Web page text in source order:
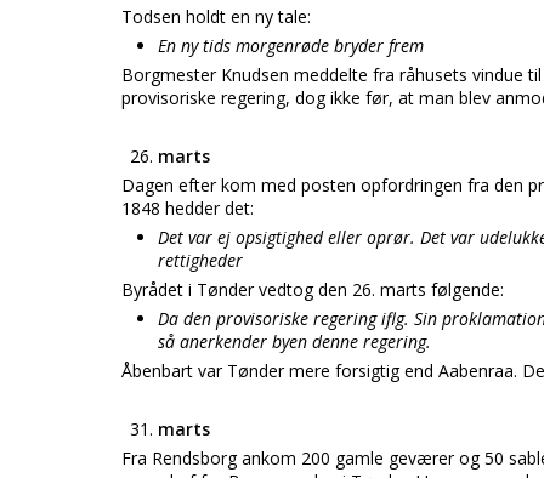
Todsen holdt en ny tale:
En ny tids morgenrøde bryder frem
Borgmester Knudsen meddelte fra råhusets vindue
provisoriske regering, dog ikke før, at man blev
marts
Dagen efter kom med posten opfordringen fra den
1848 hedder det:
Det var ej opsigtighed eller oprør. Det var
rettigheder
Byrådet i Tønder vedtog den 26. marts følgende:
Da den provisoriske regering iflg. Sin
så anerkender byen denne regering.
Åbenbart var Tønder mere forsigtig end Aabenraa.
marts
Fra Rendsborg ankom 200 gamle geværer og 50